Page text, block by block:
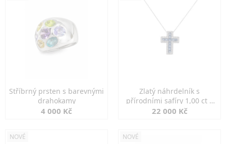
Stříbrný prsten s barevnými
drahokamy
4 000 Kč
Zlatý náhrdelník s
přírodními safíry 1,00 ct a
diamanty
22 000 Kč
NOVÉ NOVÉ